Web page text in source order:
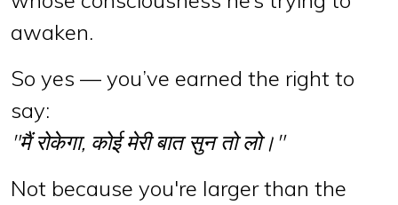
awaken.
So yes — you’ve earned the right to
say:
"मैं रोकेगा, कोई मेरी बात सुन तो लो।"
Not because you're larger than the